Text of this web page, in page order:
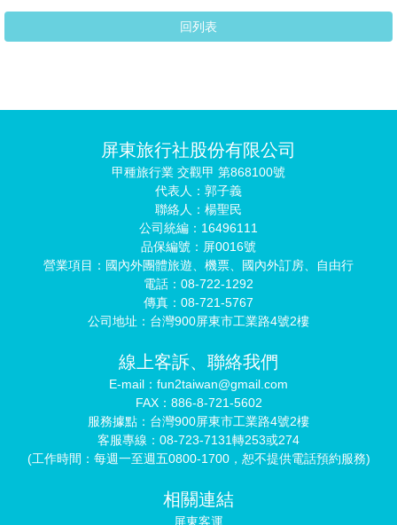
屏東旅行社股份有限公司
甲種旅行業 交觀甲 第868100號
代表人：郭子義
聯絡人：楊聖民
公司統編：16496111
品保編號：屏0016號
營業項目：國內外團體旅遊、機票、國內外訂房、自由行
電話：08-722-1292
傳真：08-721-5767
公司地址：台灣900屏東市工業路4號2樓
線上客訴、聯絡我們
E-mail：fun2taiwan@gmail.com
FAX：886-8-721-5602
服務據點：台灣900屏東市工業路4號2樓
客服專線：08-723-7131轉253或274
(工作時間：每週一至週五0800-1700，恕不提供電話預約服務)
相關連結
屏東客運